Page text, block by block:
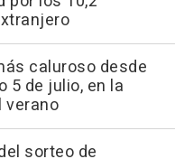
caluroso desde
5 de julio, en la
verano
sorteo de